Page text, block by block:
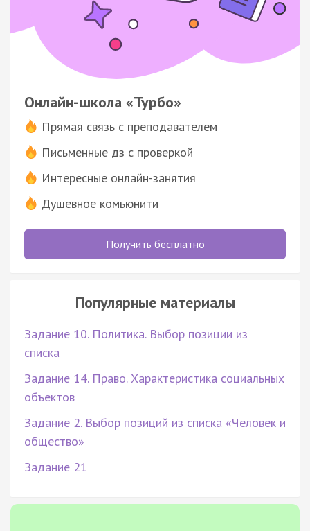
Онлайн-школа «Турбо»
Прямая связь с преподавателем
Письменные дз с проверкой
Интересные онлайн-занятия
Душевное комьюнити
Получить бесплатно
Популярные материалы
Задание 10. Политика. Выбор позиции из
списка
Задание 14. Право. Характеристика социальных
объектов
Задание 2. Выбор позиций из списка «Человек и
общество»
Задание 21